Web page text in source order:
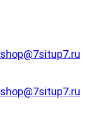
shop@7situp7.ru
shop@7situp7.ru